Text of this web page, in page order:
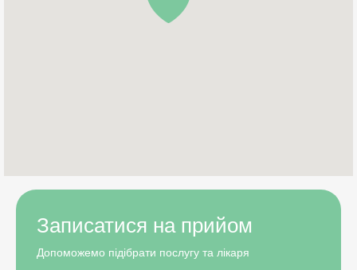
Записатися на прийом
Допоможемо підібрати послугу та лікаря